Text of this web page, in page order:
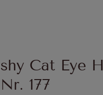
Cat Eye
177